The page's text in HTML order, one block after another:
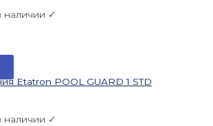
наличии ✓
Etatron POOL GUARD 1 STD
наличии ✓